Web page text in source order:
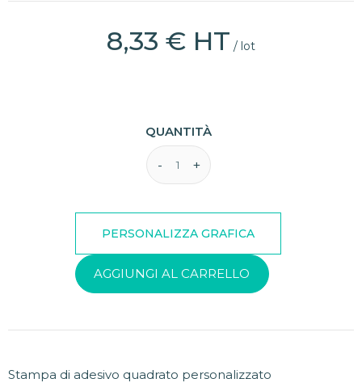
8,33 € HT / lot
QUANTITÀ
AGGIUNGI AL CARRELLO
Stampa di adesivo quadrato personalizzato